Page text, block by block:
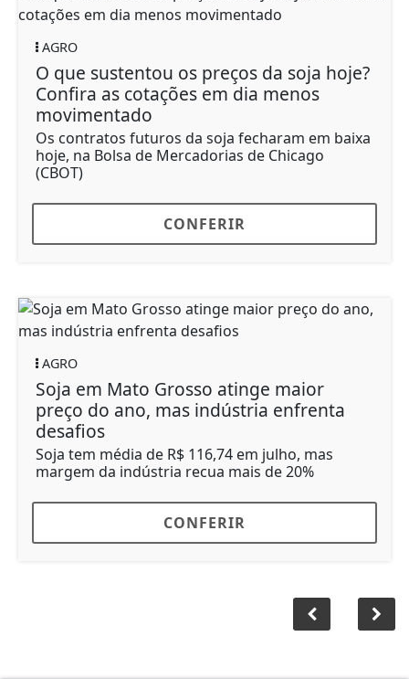
AGRO
O que sustentou os preços da soja hoje?
Confira as cotações em dia menos
movimentado
Os contratos futuros da soja fecharam em baixa
hoje, na Bolsa de Mercadorias de Chicago
(CBOT)
CONFERIR
AGRO
Soja em Mato Grosso atinge maior
preço do ano, mas indústria enfrenta
desafios
Soja tem média de R$ 116,74 em julho, mas
margem da indústria recua mais de 20%
CONFERIR